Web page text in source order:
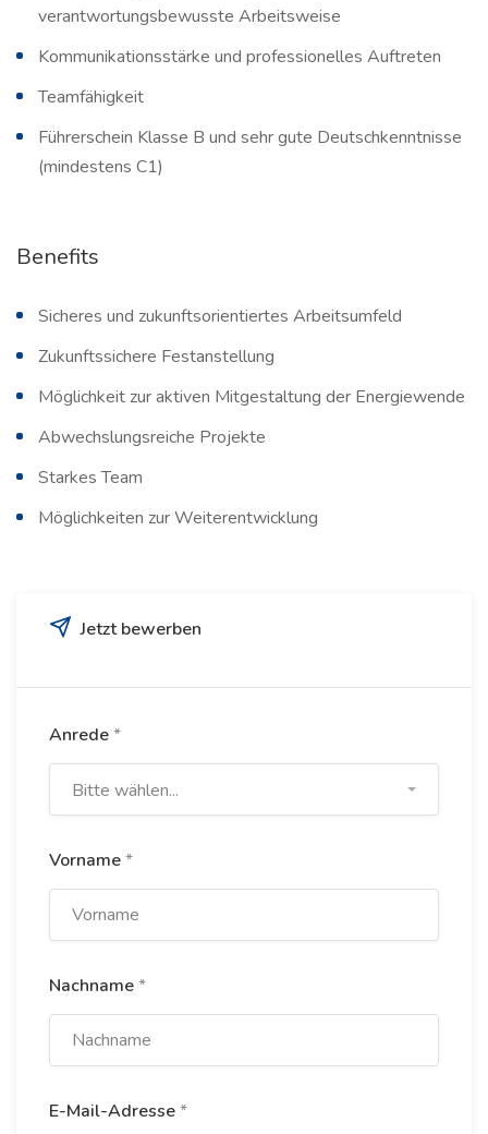
verantwortungsbewusste Arbeitsweise
Kommunikationsstärke und professionelles Auftreten
Teamfähigkeit
Führerschein Klasse B und sehr gute Deutschkenntnisse
(mindestens C1)
Benefits
Sicheres und zukunftsorientiertes Arbeitsumfeld
Zukunftssichere Festanstellung
Möglichkeit zur aktiven Mitgestaltung der Energiewende
Abwechslungsreiche Projekte
Starkes Team
Möglichkeiten zur Weiterentwicklung
Jetzt bewerben
Anrede*
Bitte wählen...
Vorname*
Nachname*
E-Mail-Adresse*